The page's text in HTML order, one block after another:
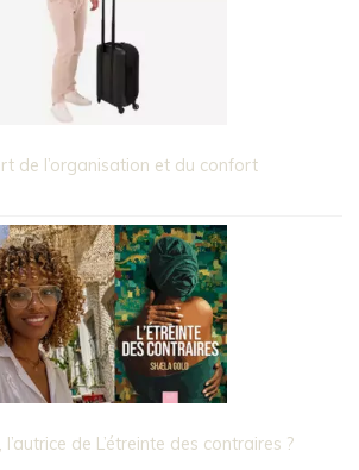
de l’organisation et du confort
de L’étreinte des contraires ?